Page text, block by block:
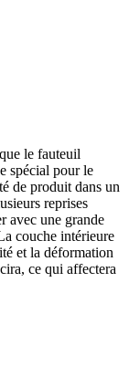
le fauteuil
spécial pour le
de produit dans un
reprises
avec une grande
couche intérieure
et la déformation
ce qui affectera